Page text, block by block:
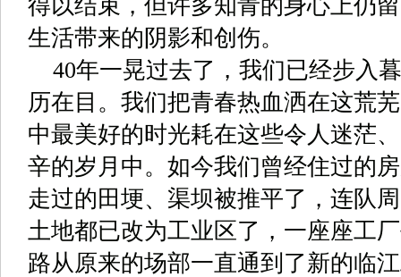
得以结束，但许多知青的身心上仍
生活带来的阴影和创伤。
40年一晃过去了，我们已经步入
历在目。我们把青春热血洒在这荒
中最美好的时光耗在这些令人迷茫
辛的岁月中。如今我们曾经住过的
走过的田埂、渠坝被推平了，连队
土地都已改为工业区了，一座座工
路从原来的场部一直通到了新的临